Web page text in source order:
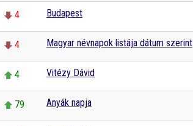
4 Budapest
4 Magyar névnapok listája dátum szerint
4 Vitézy Dávid
79 Anyák napja